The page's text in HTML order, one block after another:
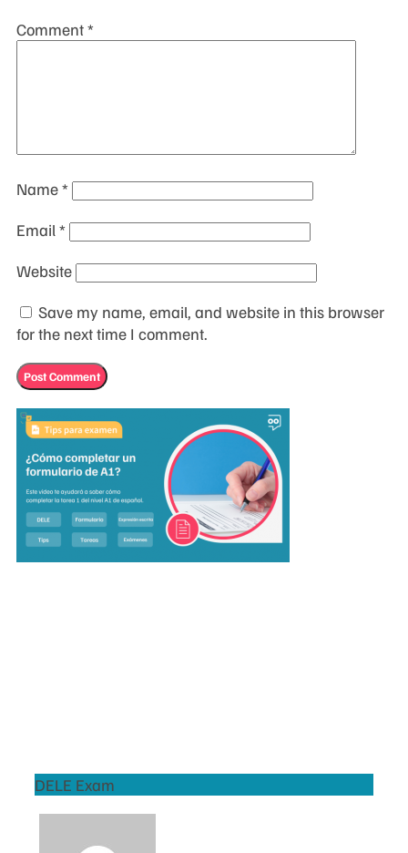
Comment*
Name*
Email *
Website
Save my name, email, and website in this browser
for the next time I comment.
DELE Exam